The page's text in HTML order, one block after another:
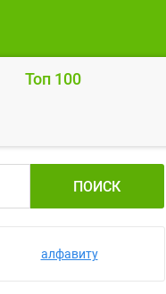
Топ 100
ПОИСК
алфавиту